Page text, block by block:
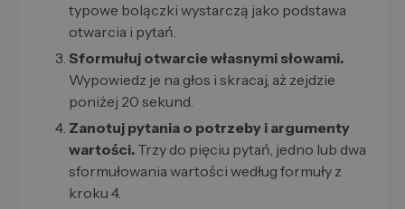
typowe bolączki wystarczą jako podstawa
otwarcia i pytań.
Sformułuj otwarcie własnymi słowami.
Wypowiedz je na głos i skracaj, aż zejdzie
poniżej 20 sekund.
Zanotuj pytania o potrzeby i argumenty
wartości. Trzy do pięciu pytań, jedno lub dwa
sformułowania wartości według formuły z
kroku 4.